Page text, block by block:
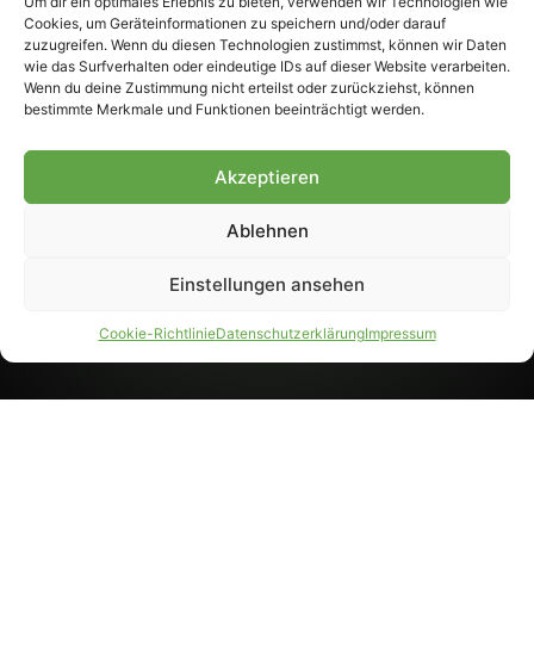
Cookies, um Geräteinformationen zu speichern und/oder darauf
zuzugreifen. Wenn du diesen Technologien zustimmst, können wir Daten
wie das Surfverhalten oder eindeutige IDs auf dieser Website verarbeiten.
Wenn du deine Zustimmung nicht erteilst oder zurückziehst, können
bestimmte Merkmale und Funktionen beeinträchtigt werden.
Akzeptieren
Ablehnen
Einstellungen ansehen
Cookie-RichtlinieDatenschutzerklärungImpressum
Fohlen-Hautnah.de ist ein
offiziell eingetragenes Magazin
bei der Deutschen
Nationalbibliothek (ISSN 1868-
Weiterverarbeitung, auch
Genehmigung.
PARTNER WERDEN
AGB